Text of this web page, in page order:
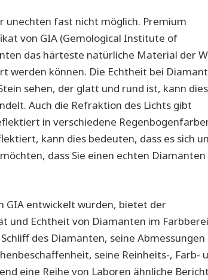
unechten fast nicht möglich. Premium
von GIA (Gemological Institute of
das härteste natürliche Material der
werden können. Die Echtheit bei
sehen, der glatt und rund ist, kann dies
Auch die Refraktion des Lichts gibt
in verschiedene
kann dies bedeuten, dass es sich
dass Sie einen echten Diamanten
GIA entwickelt wurden, bietet der
und Echtheit von Diamanten im
des Diamanten, seine Abmessungen
seine Reinheits-, Farb-
eine Reihe von Laboren ähnliche